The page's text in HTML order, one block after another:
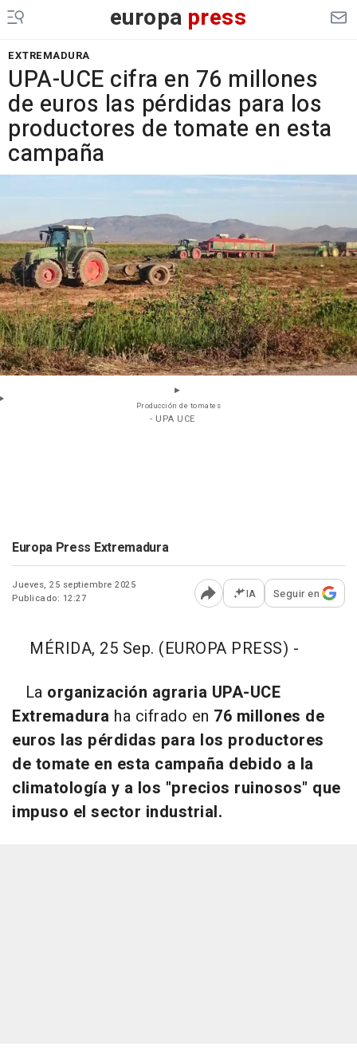
europa press
EXTREMADURA
UPA-UCE cifra en 76 millones
de euros las pérdidas para los
productores de tomate en esta
campaña
Producción de tomates
- UPA UCE
Europa Press Extremadura
Jueves, 25 septiembre 2025
Publicado: 12:27
Abrir opciones para
IA Seguir en
MÉRIDA, 25 Sep. (EUROPA PRESS) -
La organización agraria UPA-UCE
Extremadura ha cifrado en 76 millones de
euros las pérdidas para los productores
de tomate en esta campaña debido a la
climatología y a los "precios ruinosos" que
impuso el sector industrial.